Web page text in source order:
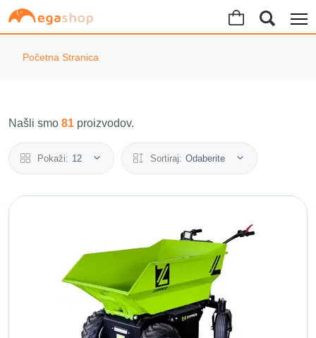
Početna Stranica
Našli smo 81 proizvodov.
Pokaži: 12 Sortiraj: Odaberite